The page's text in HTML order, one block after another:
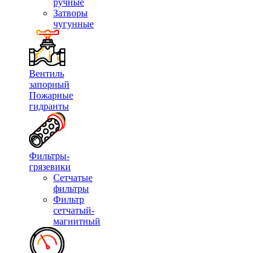
ручные
Затворы
чугунные
Вентиль
запорный
Пожарные
гидранты
Фильтры-
грязевики
Сетчатые
фильтры
Фильтр
сетчатый-
магнитный